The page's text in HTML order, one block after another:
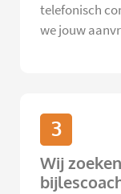
telefonisch
we jouw
3
Wij